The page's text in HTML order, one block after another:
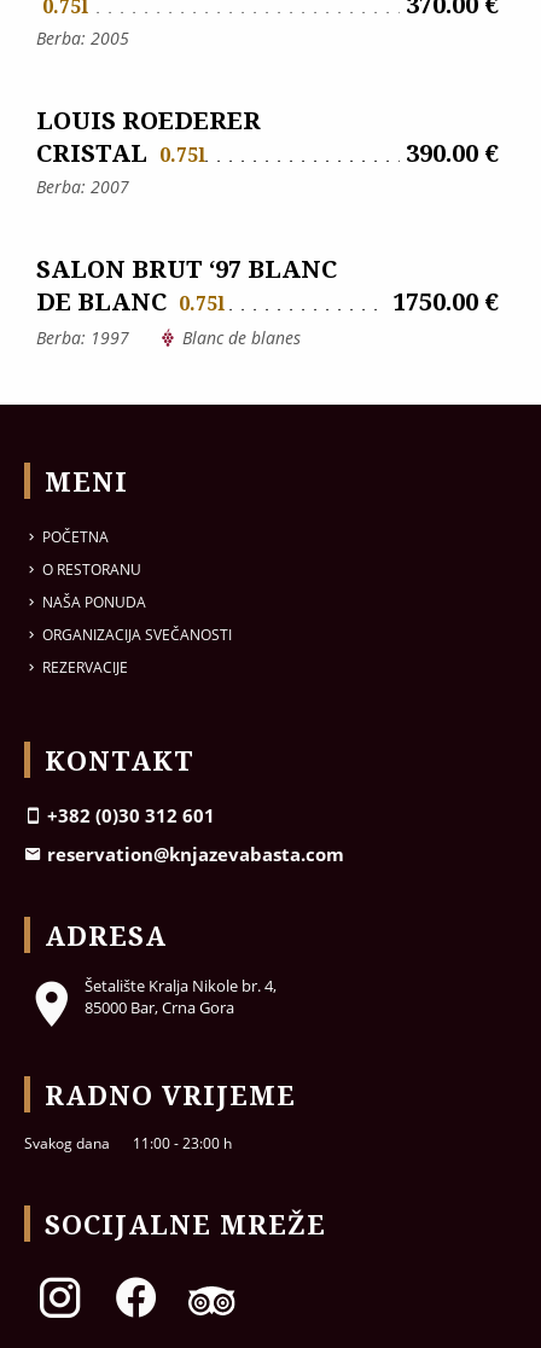
0.75l
Berba: 2005
LOUIS ROEDERER
CRISTAL 0.75l 390.00 €
Berba: 2007
SALON BRUT ‘97 BLANC
DE BLANC 0.75l 1750.00 €
Berba: 1997 Blanc de blanes
MENI
POČETNA
O RESTORANU
NAŠA PONUDA
ORGANIZACIJA SVEČANOSTI
REZERVACIJE
KONTAKT
+382 (0)30 312 601
reservation@knjazevabasta.com
ADRESA
Šetalište Kralja Nikole br. 4,
85000 Bar, Crna Gora
RADNO VRIJEME
Svakog dana 11:00 - 23:00 h
SOCIJALNE MREŽE